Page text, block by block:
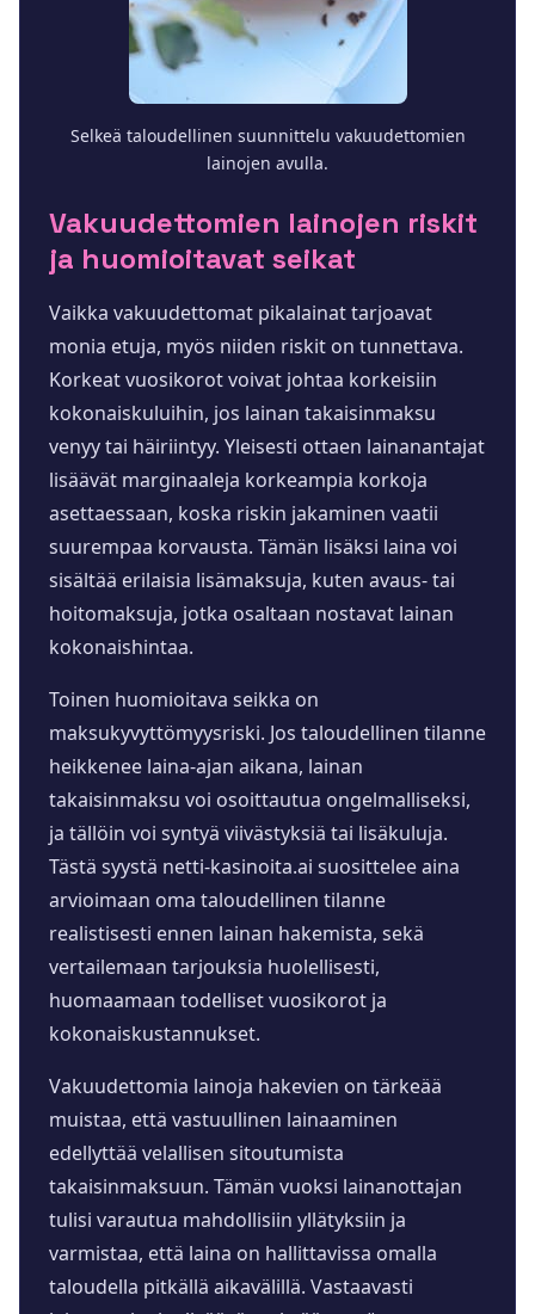
Selkeä taloudellinen suunnittelu vakuudettomien
lainojen avulla.
Vakuudettomien lainojen riskit
ja huomioitavat seikat
Vaikka vakuudettomat pikalainat tarjoavat
monia etuja, myös niiden riskit on tunnettava.
Korkeat vuosikorot voivat johtaa korkeisiin
kokonaiskuluihin, jos lainan takaisinmaksu
venyy tai häiriintyy. Yleisesti ottaen lainanantajat
lisäävät marginaaleja korkeampia korkoja
asettaessaan, koska riskin jakaminen vaatii
suurempaa korvausta. Tämän lisäksi laina voi
sisältää erilaisia lisämaksuja, kuten avaus- tai
hoitomaksuja, jotka osaltaan nostavat lainan
kokonaishintaa.
Toinen huomioitava seikka on
maksukyvyttömyysriski. Jos taloudellinen tilanne
heikkenee laina-ajan aikana, lainan
takaisinmaksu voi osoittautua ongelmalliseksi,
ja tällöin voi syntyä viivästyksiä tai lisäkuluja.
Tästä syystä netti-kasinoita.ai suosittelee aina
arvioimaan oma taloudellinen tilanne
realistisesti ennen lainan hakemista, sekä
vertailemaan tarjouksia huolellisesti,
huomaamaan todelliset vuosikorot ja
kokonaiskustannukset.
Vakuudettomia lainoja hakevien on tärkeää
muistaa, että vastuullinen lainaaminen
edellyttää velallisen sitoutumista
takaisinmaksuun. Tämän vuoksi lainanottajan
tulisi varautua mahdollisiin yllätyksiin ja
varmistaa, että laina on hallittavissa omalla
taloudella pitkällä aikavälillä. Vastaavasti